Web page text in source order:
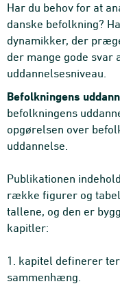
Har du behov for at
danske befolkning?
dynamikker, der
der mange gode svar
uddannelsesniveau.
Befolkningens
befolkningens
opgørelsen over
uddannelse.
Publikationen
række figurer og
tallene, og den er
kapitler:
1. kapitel definerer
sammenhæng.